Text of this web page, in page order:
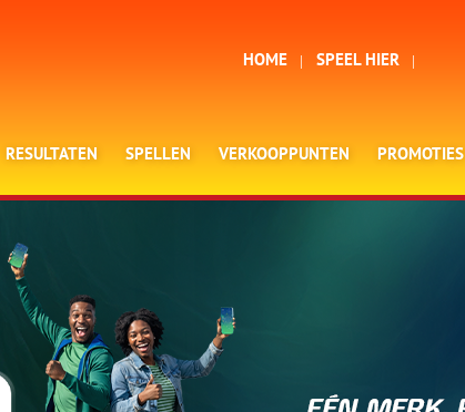
HOME SPEEL HIER
RESULTATEN SPELLEN VERKOOPPUNTEN PROMOTIES